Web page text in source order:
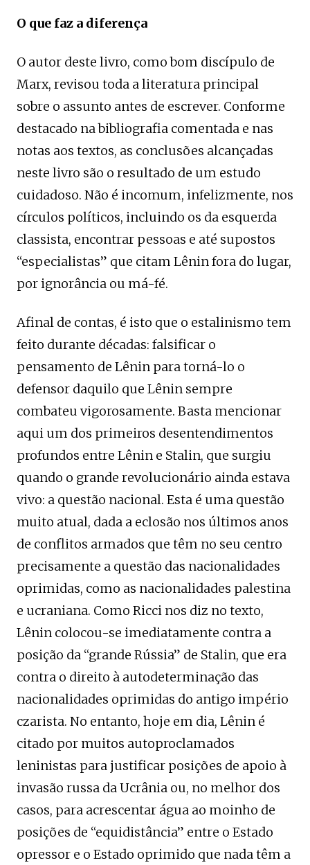
O que faz a diferença
O autor deste livro, como bom discípulo de
Marx, revisou toda a literatura principal
sobre o assunto antes de escrever. Conforme
destacado na bibliografia comentada e nas
notas aos textos, as conclusões alcançadas
neste livro são o resultado de um estudo
cuidadoso. Não é incomum, infelizmente, nos
círculos políticos, incluindo os da esquerda
classista, encontrar pessoas e até supostos
“especialistas” que citam Lênin fora do lugar,
por ignorância ou má-fé.
Afinal de contas, é isto que o estalinismo tem
feito durante décadas: falsificar o
pensamento de Lênin para torná-lo o
defensor daquilo que Lênin sempre
combateu vigorosamente. Basta mencionar
aqui um dos primeiros desentendimentos
profundos entre Lênin e Stalin, que surgiu
quando o grande revolucionário ainda estava
vivo: a questão nacional. Esta é uma questão
muito atual, dada a eclosão nos últimos anos
de conflitos armados que têm no seu centro
precisamente a questão das nacionalidades
oprimidas, como as nacionalidades palestina
e ucraniana. Como Ricci nos diz no texto,
Lênin colocou-se imediatamente contra a
posição da “grande Rússia” de Stalin, que era
contra o direito à autodeterminação das
nacionalidades oprimidas do antigo império
czarista. No entanto, hoje em dia, Lênin é
citado por muitos autoproclamados
leninistas para justificar posições de apoio à
invasão russa da Ucrânia ou, no melhor dos
casos, para acrescentar água ao moinho de
posições de “equidistância” entre o Estado
opressor e o Estado oprimido que nada têm a